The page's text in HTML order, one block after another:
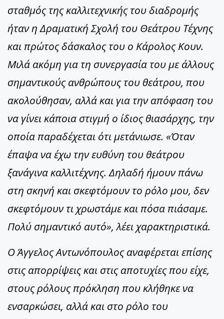
σταθμός της καλλιτεχνικής του διαδρομής
ήταν η Δραματική Σχολή του Θεάτρου Τέχνης
και πρώτος δάσκαλος του ο Κάρολος Κουν.
Μιλά ακόμη για τη συνεργασία του με άλλους
σημαντικούς ανθρώπους του θεάτρου, που
ακολούθησαν, αλλά και για την απόφαση του
να γίνει κάποια στιγμή ο ίδιος θιασάρχης, την
οποία παραδέχεται ότι μετάνιωσε. «Όταν
έπαψα να έχω την ευθύνη του θεάτρου
ξανάγινα καλλιτέχνης. Δηλαδή ήμουν πάνω
στη σκηνή και σκεφτόμουν το ρόλο μου, δεν
σκεφτόμουν τι χρωστάμε και πόσα πιάσαμε.
Πολύ σημαντικό αυτό», λέει χαρακτηριστικά.
Ο Άγγελος Αντωνόπουλος αναφέρεται επίσης
στις απορρίψεις και στις αποτυχίες που είχε,
στους ρόλους πρόκληση που κλήθηκε να
ενσαρκώσει, αλλά και στο ρόλο του